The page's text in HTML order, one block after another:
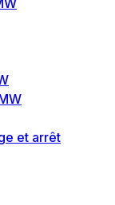
et arrêt